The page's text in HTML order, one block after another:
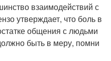
взаимодействий с
утверждает, что боль в
общения с людьми
быть в меру, помни